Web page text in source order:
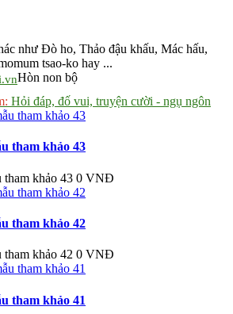
như Đò ho, Thảo đậu khấu, Mác hấu,
tsao-ko hay ...
Hỏi đáp, đố vui, truyện cười - ngụ ngôn
Hòn non bộ
tham khảo 43
khảo 43 0 VNĐ
tham khảo 42
khảo 42 0 VNĐ
tham khảo 41